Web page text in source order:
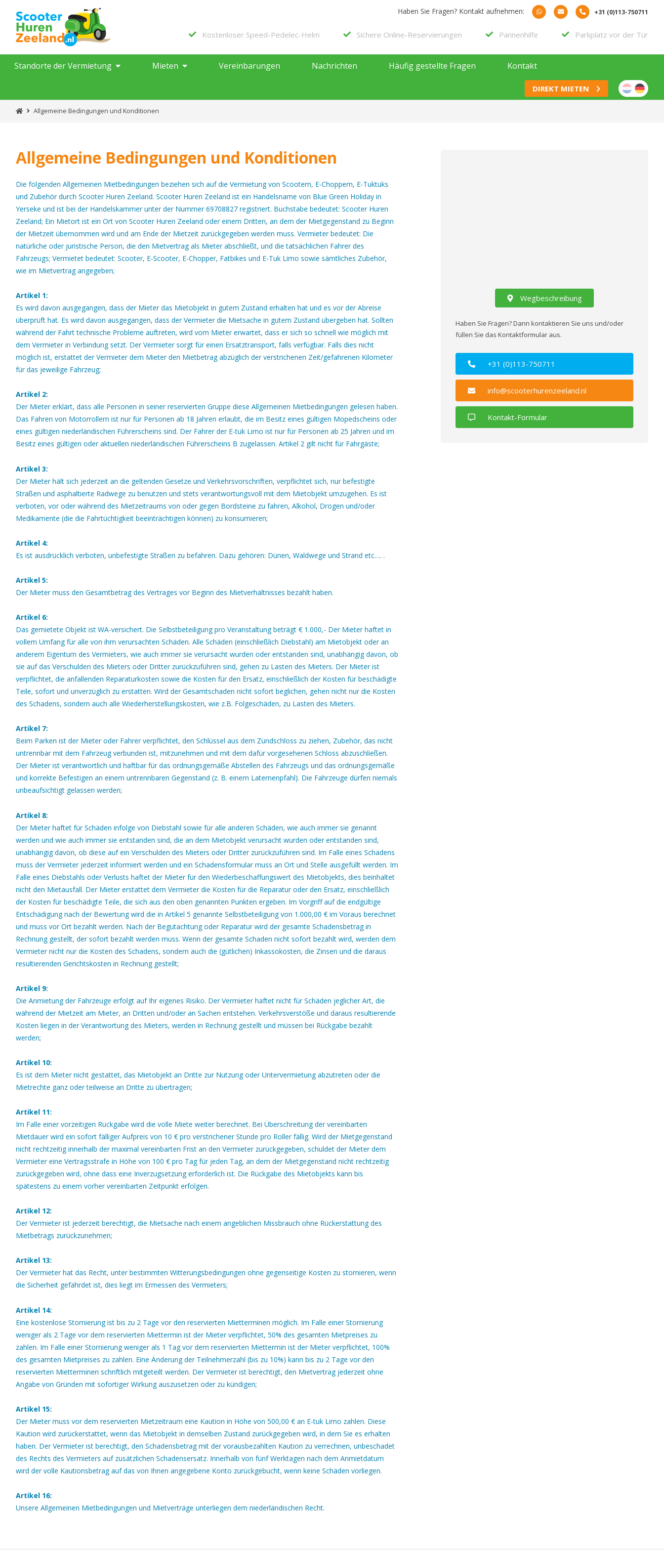
Kostenloser Speed-Pedelec-Helm Sichere Online-Reservierungen Pannenhilfe Parkplatz vor der Tür
Haben Sie Fragen? Kontakt aufnehmen: +31 (0)113-750711
Standorte der Vermietung Mieten Vereinbarungen Nachrichten Häufig gestellte Fragen Kontakt
DIREKT MIETEN
Allgemeine Bedingungen und Konditionen
Allgemeine Bedingungen und Konditionen
Die folgenden Allgemeinen Mietbedingungen beziehen sich auf die Vermietung von Scootern, E-Choppern, E-Tuktuks
und Zubehör durch Scooter Huren Zeeland. Scooter Huren Zeeland ist ein Handelsname von Blue Green Holiday in
Yerseke und ist bei der Handelskammer unter der Nummer 69708827 registriert. Buchstabe bedeutet: Scooter Huren
Zeeland; Ein Mietort ist ein Ort von Scooter Huren Zeeland oder einem Dritten, an dem der Mietgegenstand zu Beginn
der Mietzeit übernommen wird und am Ende der Mietzeit zurückgegeben werden muss. Vermieter bedeutet: Die
natürliche oder juristische Person, die den Mietvertrag als Mieter abschließt, und die tatsächlichen Fahrer des
Fahrzeugs; Vermietet bedeutet: Scooter, E-Scooter, E-Chopper, Fatbikes und E-Tuk Limo sowie sämtliches Zubehör,
wie im Mietvertrag angegeben;
Artikel 1:
Es wird davon ausgegangen, dass der Mieter das Mietobjekt in gutem Zustand erhalten hat und es vor der Abreise
überprüft hat. Es wird davon ausgegangen, dass der Vermieter die Mietsache in gutem Zustand übergeben hat. Sollten
während der Fahrt technische Probleme auftreten, wird vom Mieter erwartet, dass er sich so schnell wie möglich mit
dem Vermieter in Verbindung setzt. Der Vermieter sorgt für einen Ersatztransport, falls verfügbar. Falls dies nicht
möglich ist, erstattet der Vermieter dem Mieter den Mietbetrag abzüglich der verstrichenen Zeit/gefahrenen Kilometer
für das jeweilige Fahrzeug;
Artikel 2:
Der Mieter erklärt, dass alle Personen in seiner reservierten Gruppe diese Allgemeinen Mietbedingungen gelesen haben.
Das Fahren von Motorrollern ist nur für Personen ab 18 Jahren erlaubt, die im Besitz eines gültigen Mopedscheins oder
eines gültigen niederländischen Führerscheins sind. Der Fahrer der E-tuk Limo ist nur für Personen ab 25 Jahren und im
Besitz eines gültigen oder aktuellen niederländischen Führerscheins B zugelassen. Artikel 2 gilt nicht für Fahrgäste;
Artikel 3:
Der Mieter hält sich jederzeit an die geltenden Gesetze und Verkehrsvorschriften, verpflichtet sich, nur befestigte
Straßen und asphaltierte Radwege zu benutzen und stets verantwortungsvoll mit dem Mietobjekt umzugehen. Es ist
verboten, vor oder während des Mietzeitraums von oder gegen Bordsteine zu fahren, Alkohol, Drogen und/oder
Medikamente (die die Fahrtüchtigkeit beeinträchtigen können) zu konsumieren;
Artikel 4:
Es ist ausdrücklich verboten, unbefestigte Straßen zu befahren. Dazu gehören: Dünen, Waldwege und Strand etc…. .
Artikel 5:
Der Mieter muss den Gesamtbetrag des Vertrages vor Beginn des Mietverhältnisses bezahlt haben.
Artikel 6:
Das gemietete Objekt ist WA-versichert. Die Selbstbeteiligung pro Veranstaltung beträgt € 1.000,- Der Mieter haftet in
vollem Umfang für alle von ihm verursachten Schäden. Alle Schäden (einschließlich Diebstahl) am Mietobjekt oder an
anderem Eigentum des Vermieters, wie auch immer sie verursacht wurden oder entstanden sind, unabhängig davon, ob
sie auf das Verschulden des Mieters oder Dritter zurückzuführen sind, gehen zu Lasten des Mieters. Der Mieter ist
verpflichtet, die anfallenden Reparaturkosten sowie die Kosten für den Ersatz, einschließlich der Kosten für beschädigte
Teile, sofort und unverzüglich zu erstatten. Wird der Gesamtschaden nicht sofort beglichen, gehen nicht nur die Kosten
des Schadens, sondern auch alle Wiederherstellungskosten, wie z.B. Folgeschäden, zu Lasten des Mieters.
Artikel 7:
Beim Parken ist der Mieter oder Fahrer verpflichtet, den Schlüssel aus dem Zündschloss zu ziehen, Zubehör, das nicht
untrennbar mit dem Fahrzeug verbunden ist, mitzunehmen und mit dem dafür vorgesehenen Schloss abzuschließen.
Der Mieter ist verantwortlich und haftbar für das ordnungsgemäße Abstellen des Fahrzeugs und das ordnungsgemäße
und korrekte Befestigen an einem untrennbaren Gegenstand (z. B. einem Laternenpfahl). Die Fahrzeuge dürfen niemals
unbeaufsichtigt gelassen werden;
Artikel 8:
Der Mieter haftet für Schäden infolge von Diebstahl sowie für alle anderen Schäden, wie auch immer sie genannt
werden und wie auch immer sie entstanden sind, die an dem Mietobjekt verursacht wurden oder entstanden sind,
unabhängig davon, ob diese auf ein Verschulden des Mieters oder Dritter zurückzuführen sind. Im Falle eines Schadens
muss der Vermieter jederzeit informiert werden und ein Schadensformular muss an Ort und Stelle ausgefüllt werden. Im
Falle eines Diebstahls oder Verlusts haftet der Mieter für den Wiederbeschaffungswert des Mietobjekts, dies beinhaltet
nicht den Mietausfall. Der Mieter erstattet dem Vermieter die Kosten für die Reparatur oder den Ersatz, einschließlich
der Kosten für beschädigte Teile, die sich aus den oben genannten Punkten ergeben. Im Vorgriff auf die endgültige
Entschädigung nach der Bewertung wird die in Artikel 5 genannte Selbstbeteiligung von 1.000,00 € im Voraus berechnet
und muss vor Ort bezahlt werden. Nach der Begutachtung oder Reparatur wird der gesamte Schadensbetrag in
Rechnung gestellt, der sofort bezahlt werden muss. Wenn der gesamte Schaden nicht sofort bezahlt wird, werden dem
Vermieter nicht nur die Kosten des Schadens, sondern auch die (gütlichen) Inkassokosten, die Zinsen und die daraus
resultierenden Gerichtskosten in Rechnung gestellt;
Artikel 9:
Die Anmietung der Fahrzeuge erfolgt auf Ihr eigenes Risiko. Der Vermieter haftet nicht für Schäden jeglicher Art, die
während der Mietzeit am Mieter, an Dritten und/oder an Sachen entstehen. Verkehrsverstöße und daraus resultierende
Kosten liegen in der Verantwortung des Mieters, werden in Rechnung gestellt und müssen bei Rückgabe bezahlt
werden;
Artikel 10:
Es ist dem Mieter nicht gestattet, das Mietobjekt an Dritte zur Nutzung oder Untervermietung abzutreten oder die
Mietrechte ganz oder teilweise an Dritte zu übertragen;
Artikel 11:
Im Falle einer vorzeitigen Rückgabe wird die volle Miete weiter berechnet. Bei Überschreitung der vereinbarten
Mietdauer wird ein sofort fälliger Aufpreis von 10 € pro verstrichener Stunde pro Roller fällig. Wird der Mietgegenstand
nicht rechtzeitig innerhalb der maximal vereinbarten Frist an den Vermieter zurückgegeben, schuldet der Mieter dem
Vermieter eine Vertragsstrafe in Höhe von 100 € pro Tag für jeden Tag, an dem der Mietgegenstand nicht rechtzeitig
zurückgegeben wird, ohne dass eine Inverzugsetzung erforderlich ist. Die Rückgabe des Mietobjekts kann bis
spätestens zu einem vorher vereinbarten Zeitpunkt erfolgen.
Artikel 12:
Der Vermieter ist jederzeit berechtigt, die Mietsache nach einem angeblichen Missbrauch ohne Rückerstattung des
Mietbetrags zurückzunehmen;
Artikel 13:
Der Vermieter hat das Recht, unter bestimmten Witterungsbedingungen ohne gegenseitige Kosten zu stornieren, wenn
die Sicherheit gefährdet ist, dies liegt im Ermessen des Vermieters;
Artikel 14:
Eine kostenlose Stornierung ist bis zu 2 Tage vor den reservierten Mietterminen möglich. Im Falle einer Stornierung
weniger als 2 Tage vor dem reservierten Miettermin ist der Mieter verpflichtet, 50% des gesamten Mietpreises zu
zahlen. Im Falle einer Stornierung weniger als 1 Tag vor dem reservierten Miettermin ist der Mieter verpflichtet, 100%
des gesamten Mietpreises zu zahlen. Eine Änderung der Teilnehmerzahl (bis zu 10%) kann bis zu 2 Tage vor den
reservierten Mietterminen schriftlich mitgeteilt werden. Der Vermieter ist berechtigt, den Mietvertrag jederzeit ohne
Angabe von Gründen mit sofortiger Wirkung auszusetzen oder zu kündigen;
Artikel 15:
Der Mieter muss vor dem reservierten Mietzeitraum eine Kaution in Höhe von 500,00 € an E-tuk Limo zahlen. Diese
Kaution wird zurückerstattet, wenn das Mietobjekt in demselben Zustand zurückgegeben wird, in dem Sie es erhalten
haben. Der Vermieter ist berechtigt, den Schadensbetrag mit der vorausbezahlten Kaution zu verrechnen, unbeschadet
des Rechts des Vermieters auf zusätzlichen Schadensersatz. Innerhalb von fünf Werktagen nach dem Anmietdatum
wird der volle Kautionsbetrag auf das von Ihnen angegebene Konto zurückgebucht, wenn keine Schäden vorliegen.
Artikel 16:
Unsere Allgemeinen Mietbedingungen und Mietverträge unterliegen dem niederländischen Recht.
Wegbeschreibung
Haben Sie Fragen? Dann kontaktieren Sie uns und/oder
füllen Sie das Kontaktformular aus.
+31 (0)113-750711
info@scooterhurenzeeland.nl
Kontakt-Formular